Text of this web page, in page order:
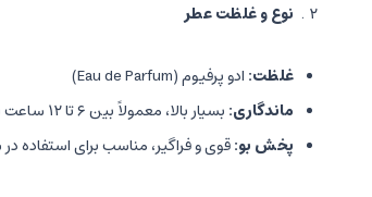
نوع و غلظت عطر
غلظت: ادو پرفیوم (Eau de Parfum)
ماندگاری: بسیار بالا، معمولاً بین ۶ تا ۱۲ ساعت بر روی پوست باقی می ماند.
پخش بو:قوی و فراگیر، مناسب برای